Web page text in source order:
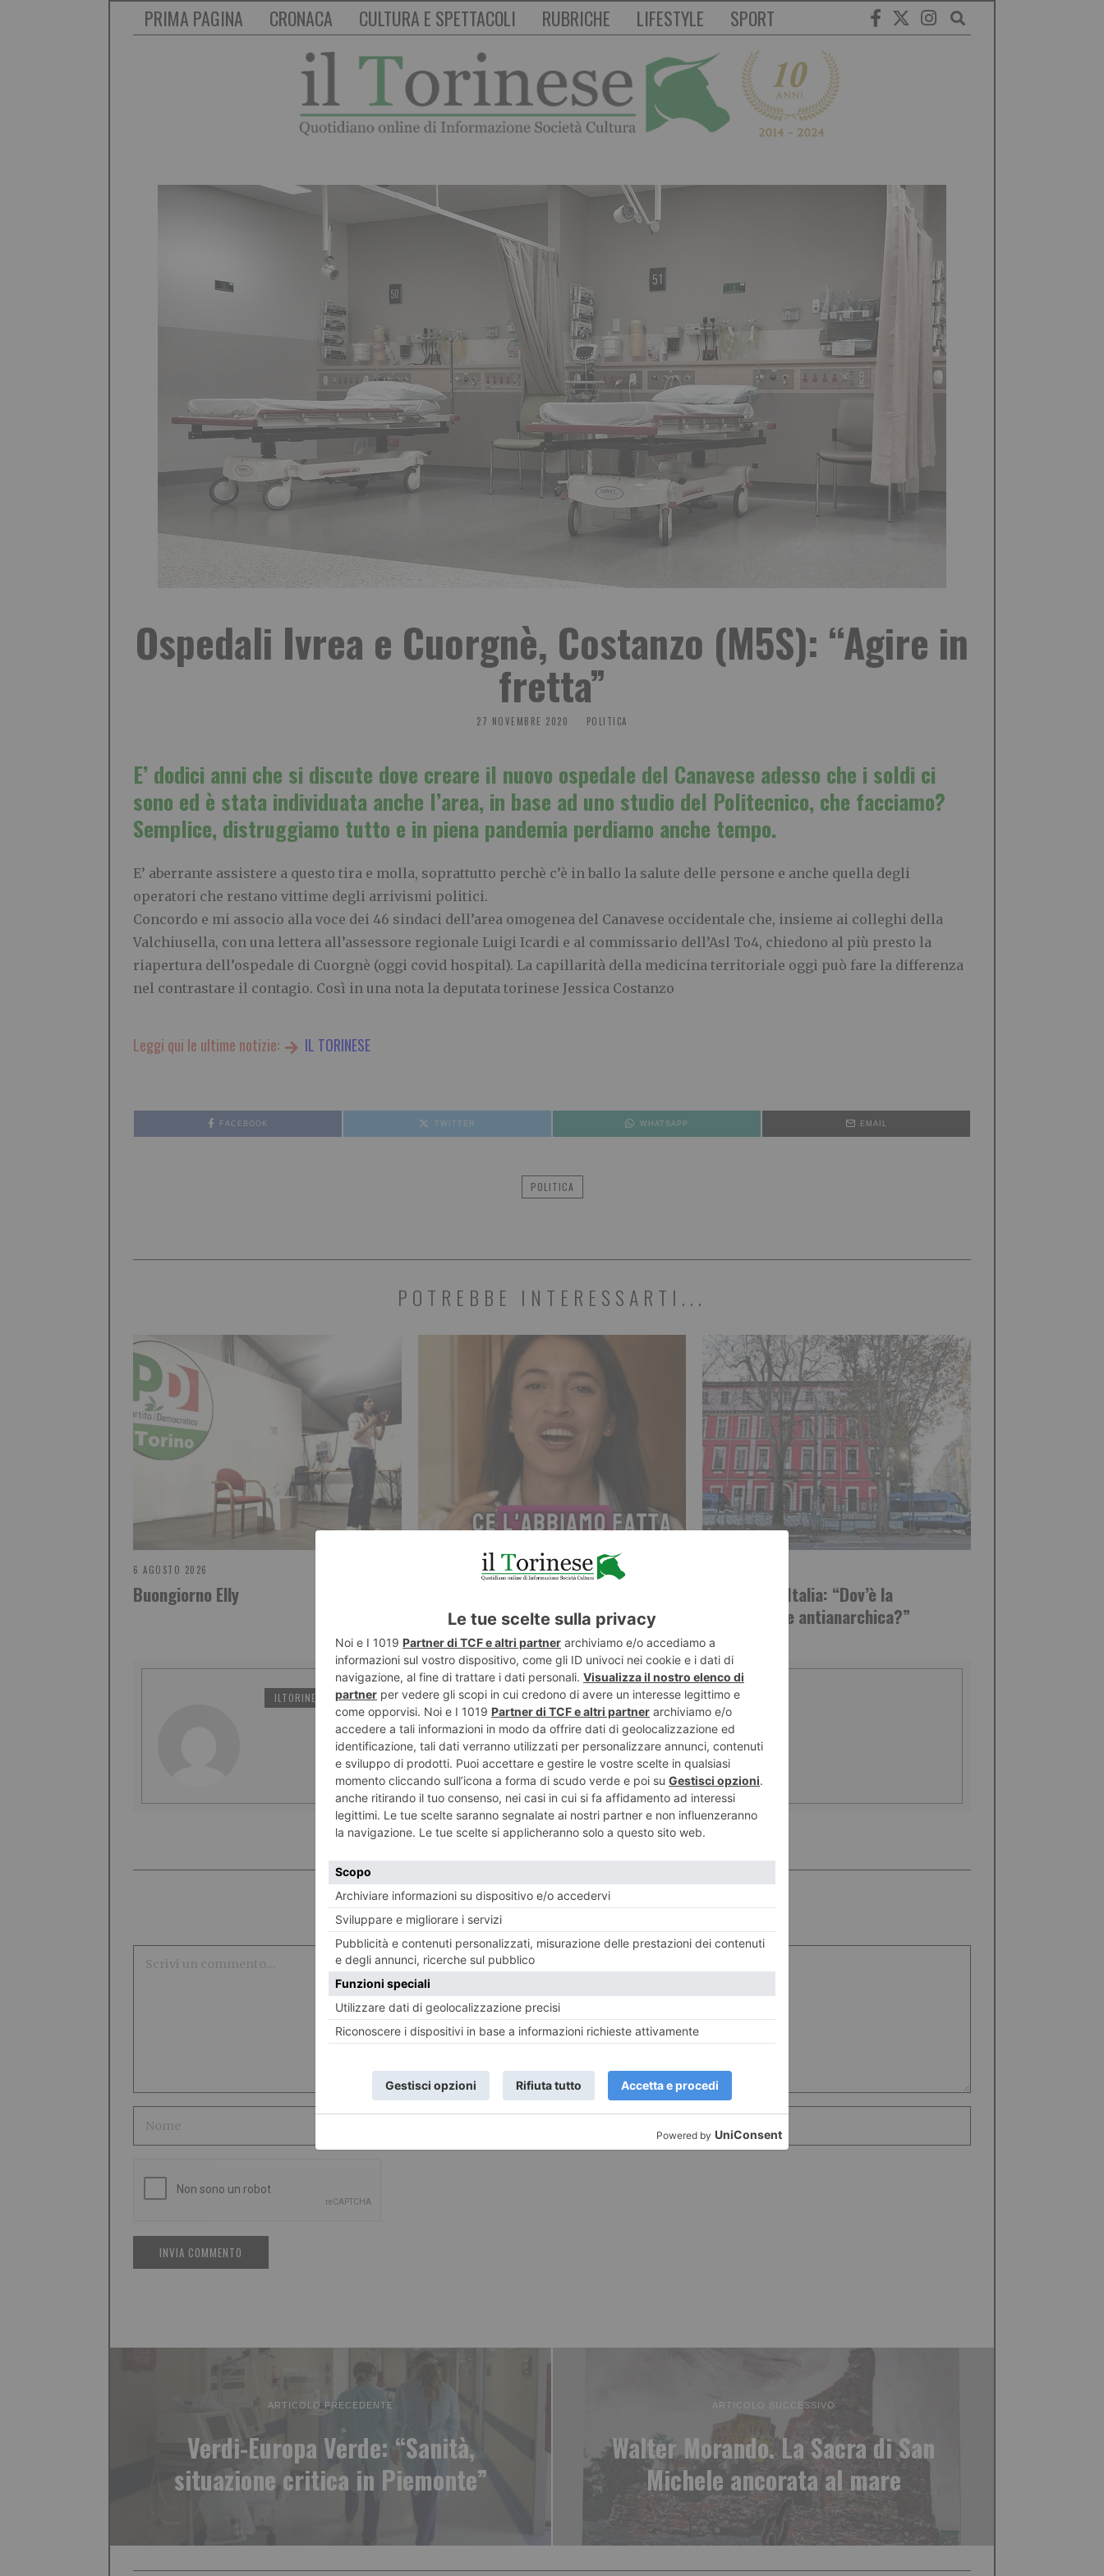
PRIMA PAGINA CRONACA CULTURA E SPETTACOLI RUBRICHE LIFESTYLE SPORT
Ospedali Ivrea e Cuorgnè, Costanzo (M5S): “Agire in
fretta”
27 NOVEMBRE 2020 POLITICA
E’ dodici anni che si discute dove creare il nuovo ospedale del Canavese adesso che i soldi ci
sono ed è stata individuata anche l’area, in base ad uno studio del Politecnico, che facciamo?
Semplice, distruggiamo tutto e in piena pandemia perdiamo anche tempo.
E’ aberrante assistere a questo tira e molla, soprattutto perchè c’è in ballo la salute delle persone e anche quella degli
operatori che restano vittime degli arrivismi politici.
Concordo e mi associo alla voce dei 46 sindaci dell’area omogenea del Canavese occidentale che, insieme ai colleghi della
Valchiusella, con una lettera all’assessore regionale Luigi Icardi e al commissario dell’Asl To4, chiedono al più presto la
riapertura dell’ospedale di Cuorgnè (oggi covid hospital). La capillarità della medicina territoriale oggi può fare la differenza
nel contrastare il contagio. Così in una nota la deputata torinese Jessica Costanzo
Leggi qui le ultime notizie: IL TORINESE
FACEBOOK TWITTER WHATSAPP EMAIL
POLITICA
POTREBBE INTERESSARTI...
6 AGOSTO 2026
Buongiorno Elly
5 AGOSTO 2026
è realtà anche in Piemonte”
Aska, Forza Italia: “Dov’è la
dichiarazione antianarchica?”
ILTORINESE POST RECENTI
LASCIA UN COMMENTO
ARTICOLO PRECEDENTE
Verdi-Europa Verde: “Sanità,
situazione critica in Piemonte”
ARTICOLO SUCCESSIVO
Walter Morando. La Sacra di San
Michele ancorata al mare